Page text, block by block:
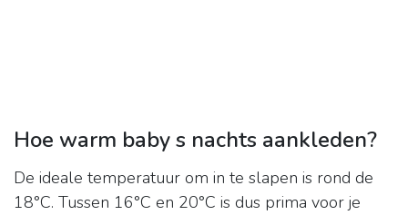
Hoe warm baby s nachts aankleden?
De ideale temperatuur om in te slapen is rond de
18°C. Tussen 16°C en 20°C is dus prima voor je